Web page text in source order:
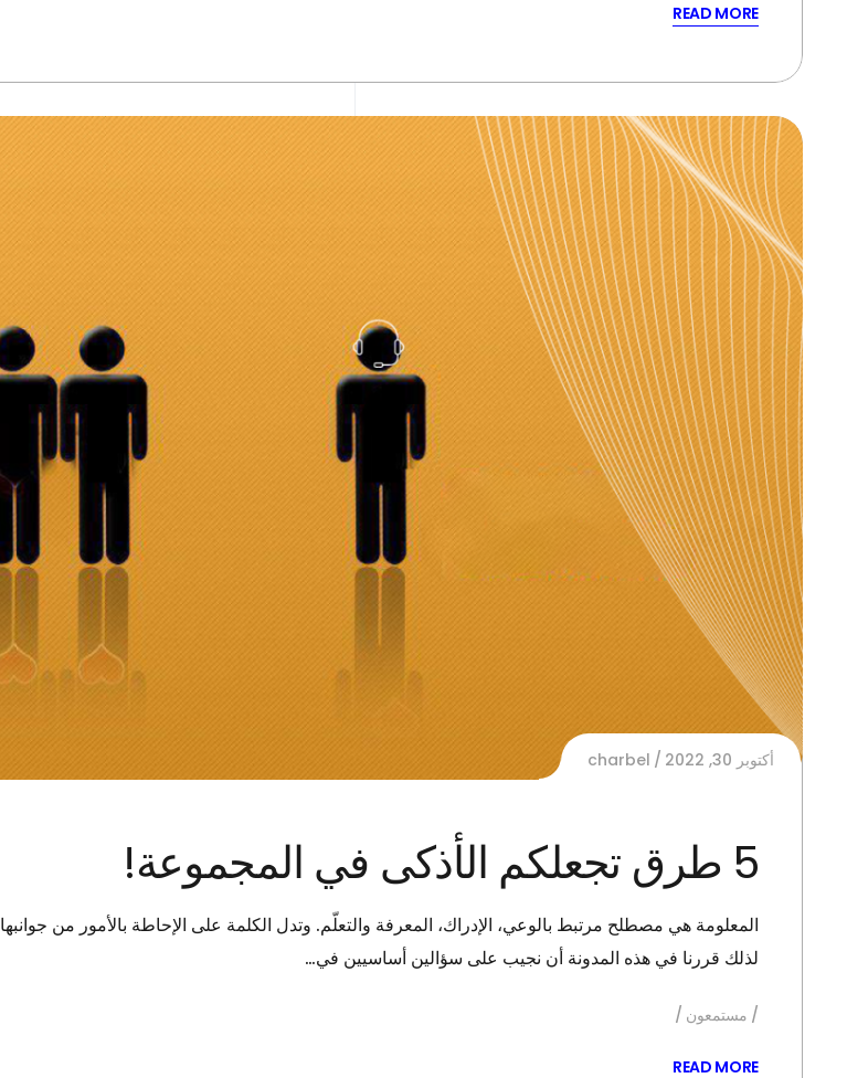
READ MORE
أكتوبر 30, 2022 charbel
5 طرق تجعلكم الأذكى في المجموعة!
المعلومة هي مصطلح مرتبط بالوعي، الإدراك، المعرفة والتعلّم. وتدل الكلمة على الإحاطة بالأمور من
لذلك قررنا في هذه المدونة أن نجيب على سؤالين أساسيين في…
مستمعون
READ MORE